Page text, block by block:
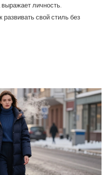
личность.
развивать свой стиль без